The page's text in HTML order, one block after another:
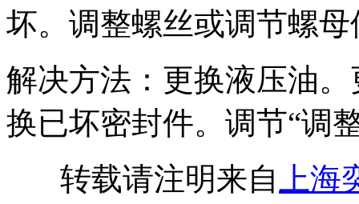
坏。调整螺丝或调节螺
解决方法：更换液压油
换已坏密封件。调节“调
转载请注明来自
上